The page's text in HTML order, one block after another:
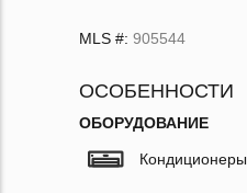
MLS #: 905544
ОСОБЕННОСТИ
ОБОРУДОВАНИЕ
Кондиционеры